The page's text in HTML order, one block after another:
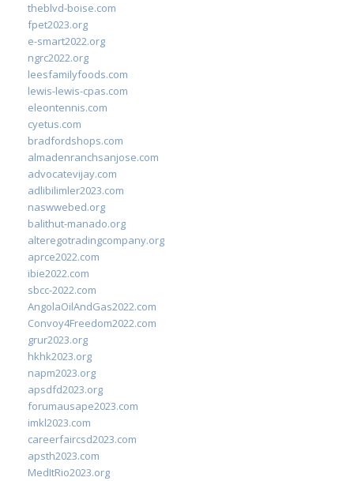
theblvd-boise.com
fpet2023.org
e-smart2022.org
ngrc2022.org
leesfamilyfoods.com
lewis-lewis-cpas.com
eleontennis.com
cyetus.com
bradfordshops.com
almadenranchsanjose.com
advocatevijay.com
adlibilimler2023.com
naswwebed.org
balithut-manado.org
alteregotradingcompany.org
aprce2022.com
ibie2022.com
sbcc-2022.com
AngolaOilAndGas2022.com
Convoy4Freedom2022.com
grur2023.org
hkhk2023.org
napm2023.org
apsdfd2023.org
forumausape2023.com
imkl2023.com
careerfaircsd2023.com
apsth2023.com
MedItRio2023.org